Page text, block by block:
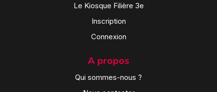
Le Kiosque Filière 3e
Inscription
Connexion
A propos
Qui sommes-nous ?